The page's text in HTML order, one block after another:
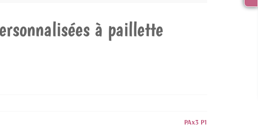
à paillette
PAx3 P1